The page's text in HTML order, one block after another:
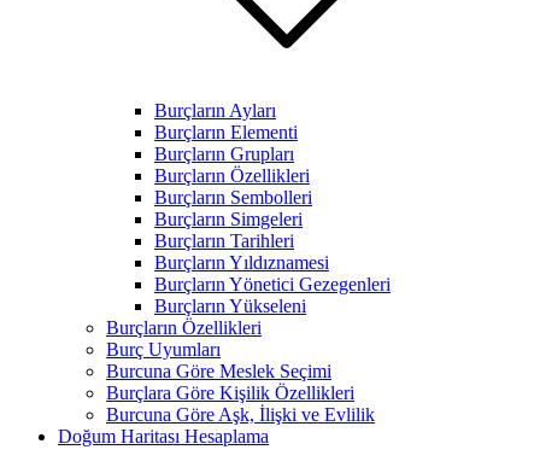
Burçların Ayları
Burçların Elementi
Burçların Grupları
Burçların Özellikleri
Burçların Sembolleri
Burçların Simgeleri
Burçların Tarihleri
Burçların Yıldıznamesi
Burçların Yönetici Gezegenleri
Burçların Yükseleni
Burçların Özellikleri
Burç Uyumları
Burcuna Göre Meslek Seçimi
Burçlara Göre Kişilik Özellikleri
Burcuna Göre Aşk, İlişki ve Evlilik
Doğum Haritası Hesaplama